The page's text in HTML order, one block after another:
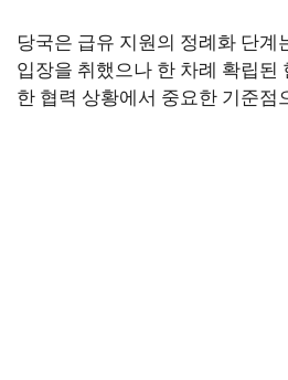
당국은 급유 지원의 정례화 단계
입장을 취했으나 한 차례 확립된
한 협력 상황에서 중요한 기준점